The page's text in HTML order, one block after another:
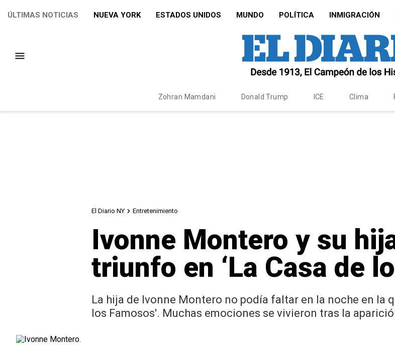
ÚLTIMAS NOTICIAS NUEVA YORK ESTADOS UNIDOS MUNDO POLÍTICA INMIGRACIÓN
Zohran Mamdani Donald Trump ICE Clima
El Diario NY Entretenimiento
Ivonne Montero y su
triunfo en ‘La Casa de
La hija de Ivonne Montero no podía faltar en la noche en la
los Famosos'. Muchas emociones se vivieron tras la